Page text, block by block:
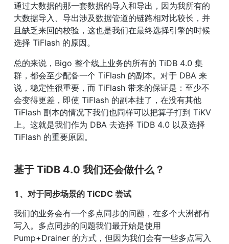
通过大数据的那一套数据的导入和导出，因为我所有的
大数据导入、导出涉及数据管道的链路相对比较长，并
且缺乏来回的校验，这也是我们在最终选择引擎的时候
选择 TiFlash 的原因。
总的来说，Bigo 整个线上业务的所有的 TiDB 4.0 集
群，都会至少配备一个 TiFlash 的副本。对于 DBA 来
说，稳定性很重要，而 TiFlash 带来的保证是：至少不
会变得更差，即使 TiFlash 的副本挂了，在没有其他
TiFlash 副本的情况下我们也同样可以把算子打到 TiKV
上。这就是我们作为 DBA 去选择 TiDB 4.0 以及选择
TiFlash 的重要原因。
基于 TiDB 4.0 我们还会做什么？
1、对于同步场景的 TiCDC 尝试
我们的业务会有一个多点同步的问题，在多个大洲都有
写入。多点同步的问题我们最开始是使用
Pump+Drainer 的方式，但因为我们会有一些多点写入